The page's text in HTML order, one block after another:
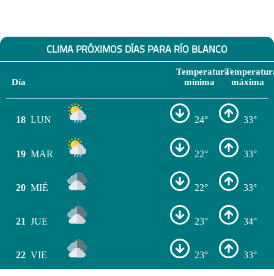
CLIMA PRÓXIMOS DÍAS PARA RÍO BLANCO
Día
Temperatura
mínima
máxima
18 LUN 24° 33°
19 MAR 22° 33°
20 MIÉ 22° 33°
21 JUE 23° 34°
22 VIE 23° 33°